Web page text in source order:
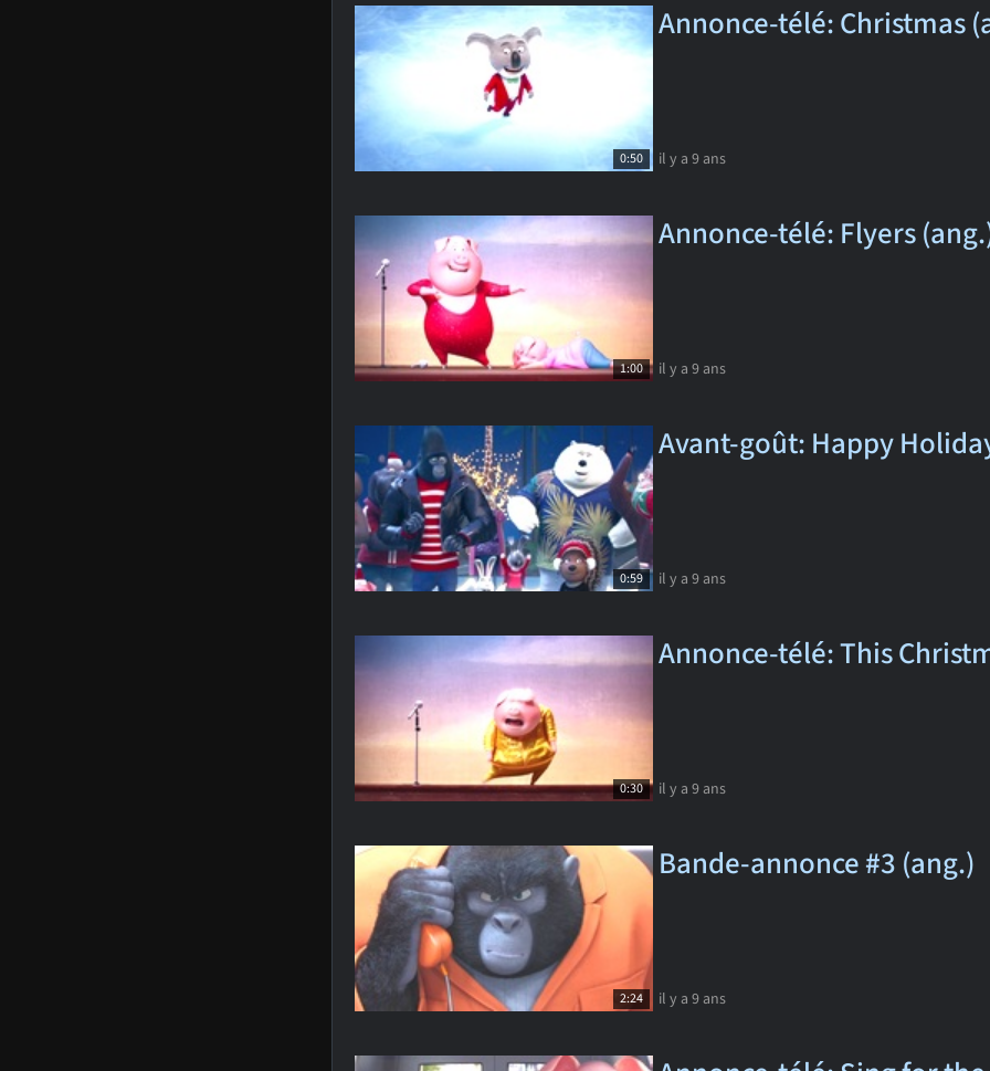
0:50
Annonce-télé: Christmas
il y a 9 ans
1:00
Annonce-télé: Flyers
il y a 9 ans
0:59
Avant-goût: Happy
il y a 9 ans
0:30
Annonce-télé: This
il y a 9 ans
2:24
Bande-annonce #3 (ang.)
il y a 9 ans